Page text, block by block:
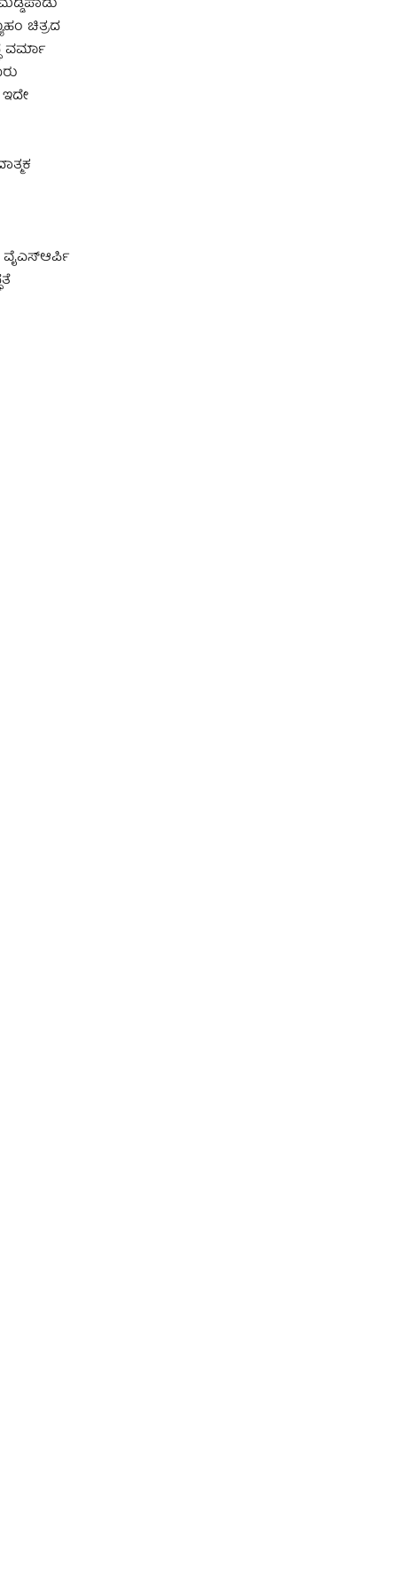
ಚಿತ್ರದ
ವರ್ಮಾ
ವೈಎಸ್ಆರ್ಪಿ